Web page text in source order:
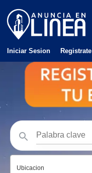
Iniciar Sesion Registrate
Ubicacion